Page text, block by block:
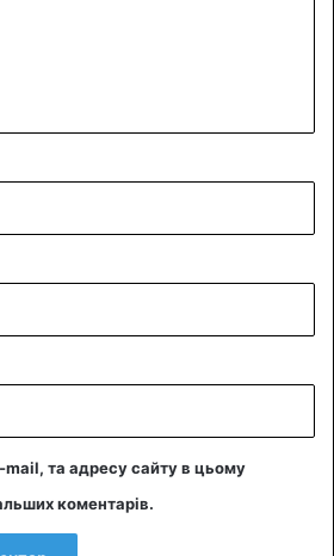
mail, та адресу сайту в цьому
коментарів.